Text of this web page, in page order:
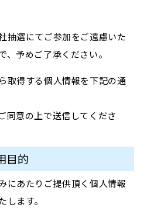
抽選にてご参加をご遠慮いた
、予めご了承ください。
取得する個人情報を下記の通
同意の上で送信してくださ
目的
にあたりご提供頂く個人情報
します。